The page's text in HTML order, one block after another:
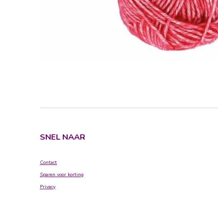
SNEL NAAR
Contact
Sparen voor korting
Privacy